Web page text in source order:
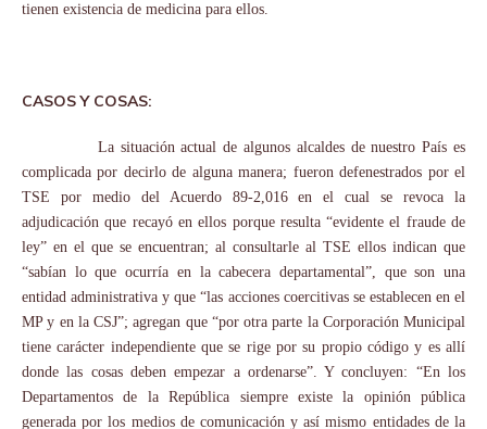
tienen existencia de medicina para ellos.
CASOS Y COSAS:
La situación actual de algunos alcaldes de nuestro País es
complicada por decirlo de alguna manera; fueron defenestrados por el
TSE por medio del Acuerdo 89-2,016 en el cual se revoca la
adjudicación que recayó en ellos porque resulta “evidente el fraude de
ley” en el que se encuentran; al consultarle al TSE ellos indican que
“sabían lo que ocurría en la cabecera departamental”, que son una
entidad administrativa y que “las acciones coercitivas se establecen en el
MP y en la CSJ”; agregan que “por otra parte la Corporación Municipal
tiene carácter independiente que se rige por su propio código y es allí
donde las cosas deben empezar a ordenarse”. Y concluyen: “En los
Departamentos de la República siempre existe la opinión pública
generada por los medios de comunicación y así mismo entidades de la